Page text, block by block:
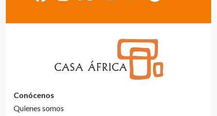
Conócenos
Quienes somos